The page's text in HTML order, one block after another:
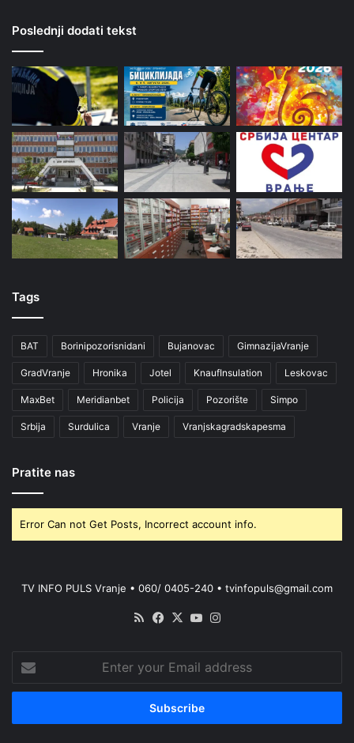
Poslednji dodati tekst
Tags
BAT Borinipozorisnidani Bujanovac GimnazijaVranje
GradVranje Hronika Jotel KnaufInsulation Leskovac
MaxBet Meridianbet Policija Pozorište Simpo
Srbija Surdulica Vranje Vranjskagradskapesma
Pratite nas
Error Can not Get Posts, Incorrect account info.
TV INFO PULS Vranje • 060/ 0405-240 • tvinfopuls@gmail.com
RSS Facebook
X YouTube
your
Email